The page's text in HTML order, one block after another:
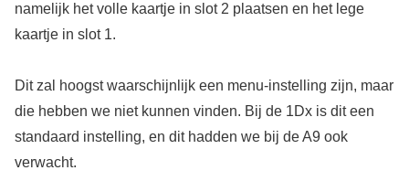
namelijk het volle kaartje in slot 2 plaatsen en het lege
kaartje in slot 1.
Dit zal hoogst waarschijnlijk een menu-instelling zijn, maar
die hebben we niet kunnen vinden. Bij de 1Dx is dit een
standaard instelling, en dit hadden we bij de A9 ook
verwacht.